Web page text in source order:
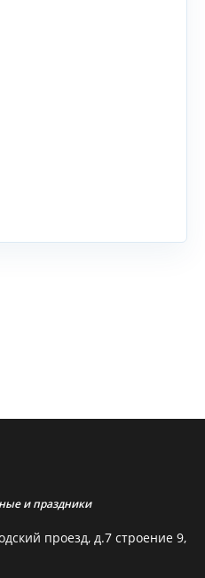
и праздники
проезд, д.7 строение 9,